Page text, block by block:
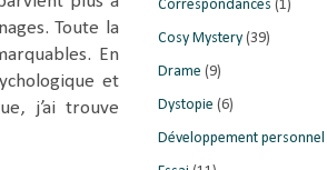
Toute la
En
et
j’ai trouve
Correspondances (1)
Cosy Mystery (39)
Drame (9)
Dystopie (6)
Développement personnel